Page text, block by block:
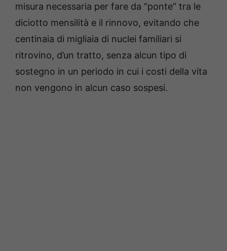
misura necessaria per fare da “ponte” tra le
diciotto mensilità e il rinnovo, evitando che
centinaia di migliaia di nuclei familiari si
ritrovino, d’un tratto, senza alcun tipo di
sostegno in un periodo in cui i costi della vita
non vengono in alcun caso sospesi.